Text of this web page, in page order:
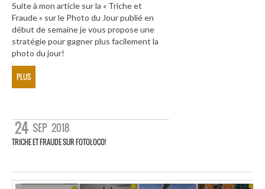
Suite à mon article sur la « Triche et
Fraude » sur le Photo du Jour publié en
début de semaine je vous propose une
stratégie pour gagner plus facilement la
photo du jour!
PLUS
24 SEP 2018
TRICHE ET FRAUDE SUR FOTOLOCO!